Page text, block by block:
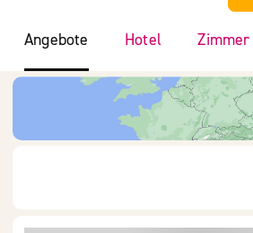
Angebote Hotel Zimmer